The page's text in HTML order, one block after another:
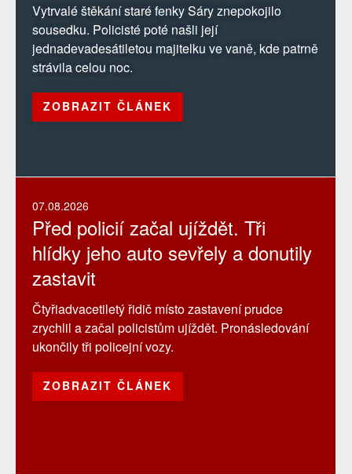
Vytrvalé štěkání staré fenky Sáry znepokojilo
sousedku. Policisté poté našli její
jednadevadesátiletou majitelku ve vaně, kde patrně
strávila celou noc.
ZOBRAZIT ČLÁNEK
07.08.2026
Před policií začal ujíždět. Tři
hlídky jeho auto sevřely a donutily
zastavit
Čtyřiadvacetiletý řidič místo zastavení prudce
zrychlil a začal policistům ujíždět. Pronásledování
ukončily tři policejní vozy.
ZOBRAZIT ČLÁNEK